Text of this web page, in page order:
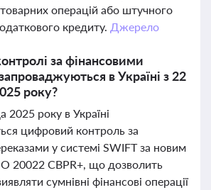
операцій або штучного
кредиту. Джерело
за фінансовими
в Україні з 22
року?
2025 року в Україні
цифровий контроль за
у системі SWIFT за новим
20022 CBPR+, що дозволить
сумнівні фінансові операції